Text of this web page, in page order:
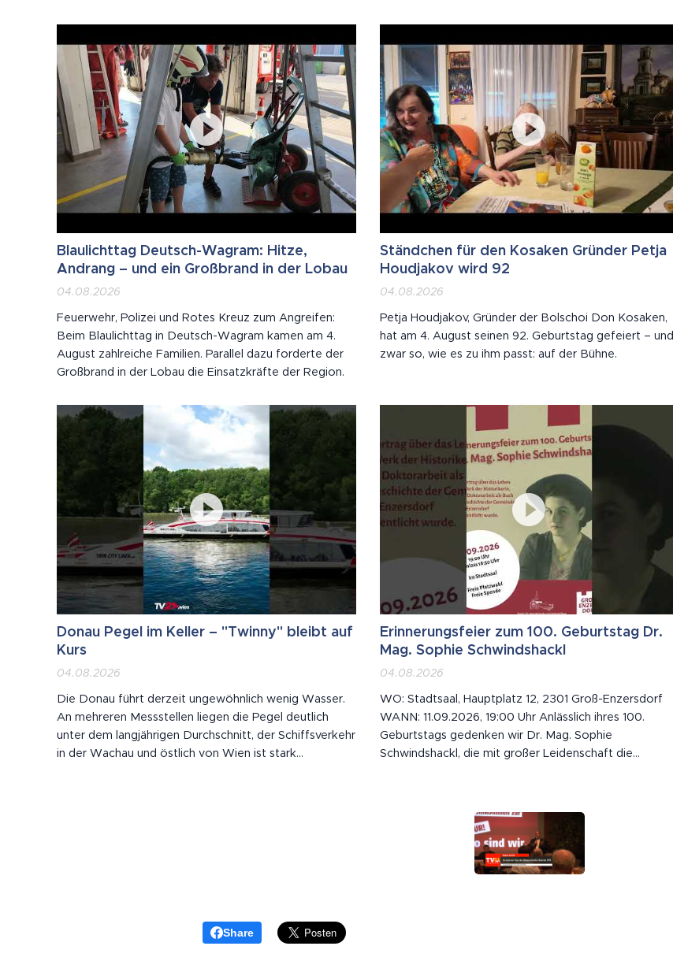
Blaulichttag Deutsch-Wagram: Hitze,
Andrang – und ein Großbrand in der Lobau
04.08.2026
Feuerwehr, Polizei und Rotes Kreuz zum Angreifen:
Beim Blaulichttag in Deutsch-Wagram kamen am 4.
August zahlreiche Familien. Parallel dazu forderte der
Großbrand in der Lobau die Einsatzkräfte der Region.
Ständchen für den Kosaken Gründer Petja
Houdjakov wird 92
04.08.2026
Petja Houdjakov, Gründer der Bolschoi Don Kosaken,
hat am 4. August seinen 92. Geburtstag gefeiert – und
zwar so, wie es zu ihm passt: auf der Bühne.
Donau Pegel im Keller – "Twinny" bleibt auf
Kurs
04.08.2026
Die Donau führt derzeit ungewöhnlich wenig Wasser.
An mehreren Messstellen liegen die Pegel deutlich
unter dem langjährigen Durchschnitt, der Schiffsverkehr
in der Wachau und östlich von Wien ist stark
Erinnerungsfeier zum 100. Geburtstag Dr.
Mag. Sophie Schwindshackl
04.08.2026
WO: Stadtsaal, Hauptplatz 12, 2301 Groß-Enzersdorf
WANN: 11.09.2026, 19:00 Uhr Anlässlich ihres 100.
Geburtstags gedenken wir Dr. Mag. Sophie
Schwindshackl, die mit großer Leidenschaft die
Share